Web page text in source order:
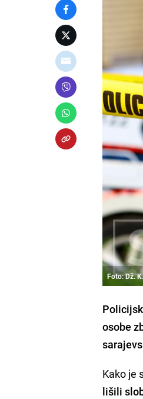
Foto: Dž.
osobe
Kako je
lišili